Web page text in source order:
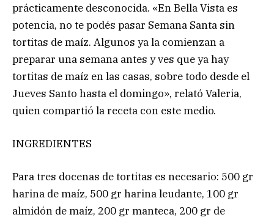
prácticamente desconocida. «En Bella Vista es
potencia, no te podés pasar Semana Santa sin
tortitas de maíz. Algunos ya la comienzan a
preparar una semana antes y ves que ya hay
tortitas de maíz en las casas, sobre todo desde el
Jueves Santo hasta el domingo», relató Valeria,
quien compartió la receta con este medio.
INGREDIENTES
Para tres docenas de tortitas es necesario: 500 gr
harina de maíz, 500 gr harina leudante, 100 gr
almidón de maíz, 200 gr manteca, 200 gr de